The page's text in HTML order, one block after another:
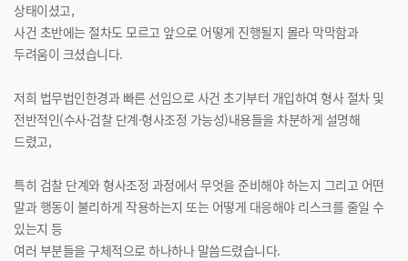
상태이셨고,
사건 초반에는 절차도 모르고 앞으로 어떻게 진행될지 몰라 막막함과
두려움이 크셨습니다.
저희 법무법인한경과 빠른 선임으로 사건 초기부터 개입하여 형사 절차 및
전반적인(수사·검찰 단계·형사조정 가능성)내용들을 차분하게 설명해
드렸고,
특히 검찰 단계와 형사조정 과정에서 무엇을 준비해야 하는지 그리고 어떤
말과 행동이 불리하게 작용하는지 또는 어떻게 대응해야 리스크를 줄일 수
있는지 등
여러 부분들을 구체적으로 하나하나 말씀드렸습니다.